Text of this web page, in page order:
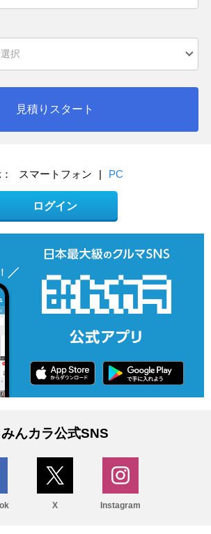
見積りスタート
スマートフォン | PC
ログイン
みんカラ公式SNS
X Instagram